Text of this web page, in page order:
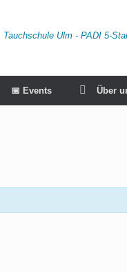
Tauchschule Ulm - PADI 5-
📅 Events Über